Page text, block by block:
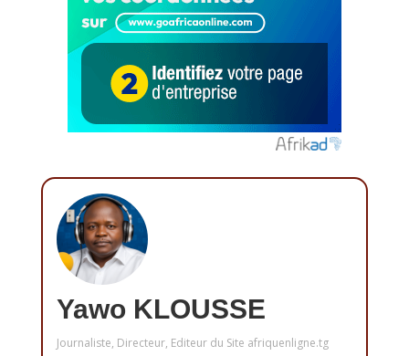
Yawo KLOUSSE
Journaliste, Directeur, Editeur du Site afriquenligne.tg